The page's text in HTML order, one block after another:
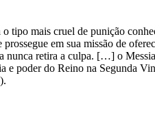
tipo mais cruel de punição
em sua missão de
retira a culpa. […] o
e poder do Reino na Segunda